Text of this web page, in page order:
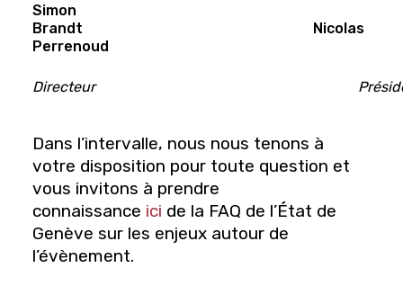
Simon
Brandt Nicolas
Perrenoud
Directeur
Dans l’intervalle, nous nous tenons à
votre disposition pour toute question et
vous invitons à prendre
connaissance ici de la FAQ de l’État de
Genève sur les enjeux autour de
l’évènement.